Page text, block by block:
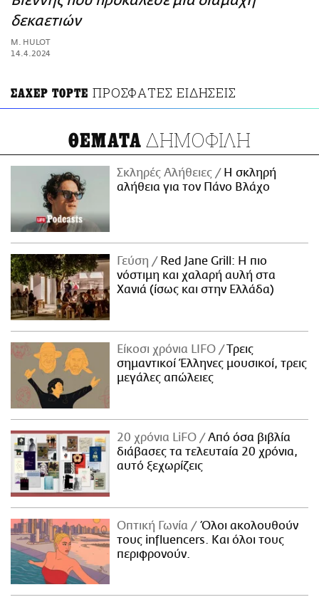
ΑΜΠΑ
PRINT
δεκαετιών
M. HULOT
14.4.2024
ΣΑΧΕΡ ΤΟΡΤΕ ΠΡΟΣΦΑΤΕΣ ΕΙΔΗΣΕΙΣ
ΘΕΜΑΤΑ ΔΗΜΟΦΙΛΗ
Σκληρές Αλήθειες
H σκληρή
αλήθεια για τον Πάνο Βλάχο
Γεύση
Red Jane Grill: Η πιο
νόστιμη και χαλαρή αυλή στα
Χανιά (ίσως και στην Ελλάδα)
Είκοσι χρόνια LIFO
Tρεις
σημαντικοί Έλληνες μουσικοί, τρεις
μεγάλες απώλειες
20 χρόνια LiFO
Από όσα βιβλία
διάβασες τα τελευταία 20 χρόνια,
αυτό ξεχωρίζεις
Οπτική Γωνία
Όλοι ακολουθούν
τους influencers. Και όλοι τους
περιφρονούν.